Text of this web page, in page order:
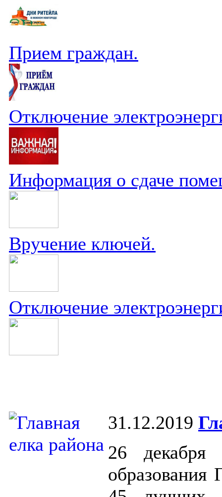
Прием граждан.
Отключение
Информация о сдаче
Вручение ключей.
Отключение
31.12.2019
26 декабря
образования